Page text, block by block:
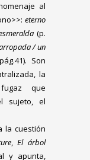
al
eterno
(p.
/ un
Son
la
que
sujeto, el
la cuestión
,El árbol
y apunta,